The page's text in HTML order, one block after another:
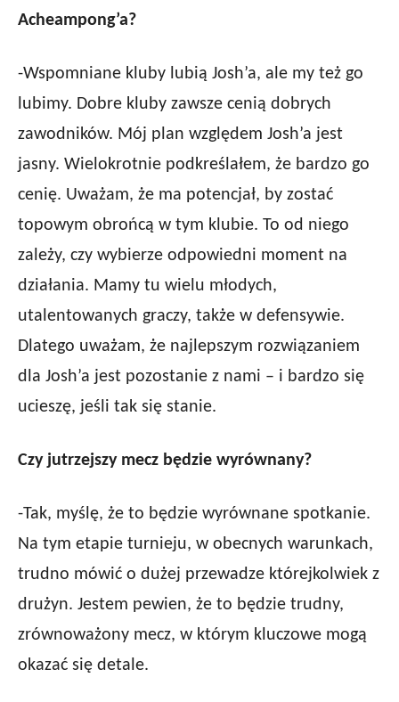
Acheampong’a?
-Wspomniane kluby lubią Josh’a, ale my też go
lubimy. Dobre kluby zawsze cenią dobrych
zawodników. Mój plan względem Josh’a jest
jasny. Wielokrotnie podkreślałem, że bardzo go
cenię. Uważam, że ma potencjał, by zostać
topowym obrońcą w tym klubie. To od niego
zależy, czy wybierze odpowiedni moment na
działania. Mamy tu wielu młodych,
utalentowanych graczy, także w defensywie.
Dlatego uważam, że najlepszym rozwiązaniem
dla Josh’a jest pozostanie z nami – i bardzo się
ucieszę, jeśli tak się stanie.
Czy jutrzejszy mecz będzie wyrównany?
-Tak, myślę, że to będzie wyrównane spotkanie.
Na tym etapie turnieju, w obecnych warunkach,
trudno mówić o dużej przewadze którejkolwiek z
drużyn. Jestem pewien, że to będzie trudny,
zrównoważony mecz, w którym kluczowe mogą
okazać się detale.